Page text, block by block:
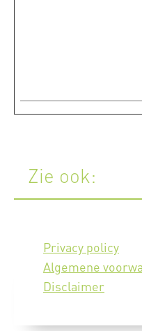
Zie ook:
Privacy policy
Algemene
Disclaimer